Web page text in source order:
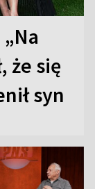
że się
syn